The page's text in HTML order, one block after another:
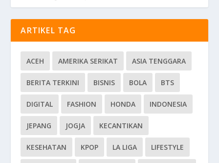
ARTIKEL TAG
ACEH AMERIKA SERIKAT ASIA TENGGARA
BERITA TERKINI BISNIS BOLA BTS
DIGITAL FASHION HONDA INDONESIA
JEPANG JOGJA KECANTIKAN
KESEHATAN KPOP LA LIGA LIFESTYLE